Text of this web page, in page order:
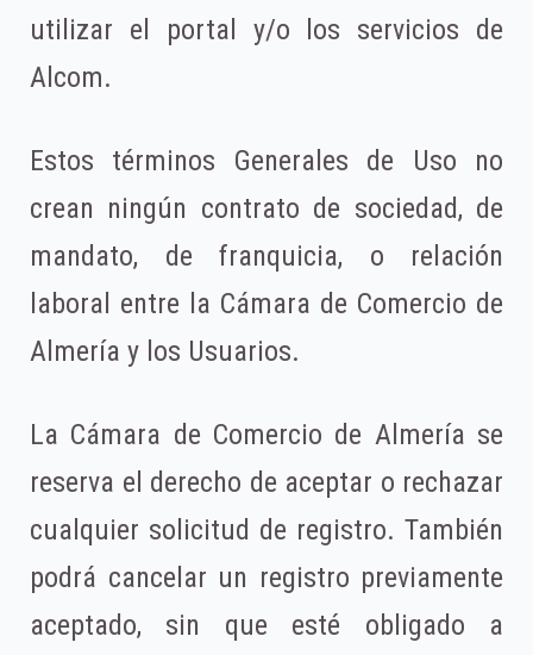
utilizar el portal y/o los servicios de
Alcom.
Estos términos Generales de Uso no
crean ningún contrato de sociedad, de
mandato, de franquicia, o relación
laboral entre la Cámara de Comercio de
Almería y los Usuarios.
La Cámara de Comercio de Almería se
reserva el derecho de aceptar o rechazar
cualquier solicitud de registro. También
podrá cancelar un registro previamente
aceptado, sin que esté obligado a